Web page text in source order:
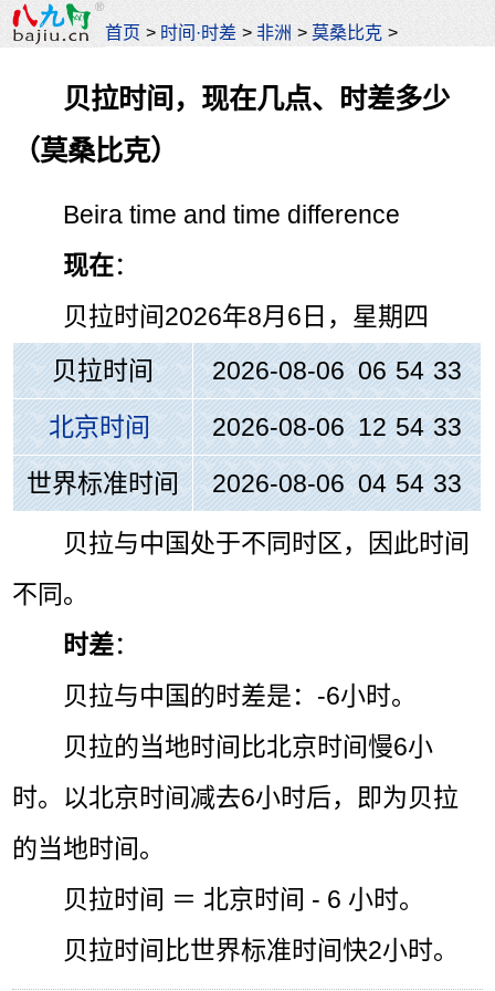
首页 > 时间·时差 >非洲 >莫桑比克 >
贝拉时间，现在几点、时差多少
（莫桑比克）
Beira time and time difference
现在：
贝拉时间2026年8月6日，星期四
贝拉时间
2026-08-06 06 54 33
北京时间
2026-08-06 12 54 33
世界标准时间
2026-08-06 04 54 33
贝拉与中国处于不同时区，因此时间
不同。
时差：
贝拉与中国的时差是：-6小时。
贝拉的当地时间比北京时间慢6小
时。以北京时间减去6小时后，即为贝拉
的当地时间。
贝拉时间 ＝ 北京时间 - 6 小时。
贝拉时间比世界标准时间快2小时。